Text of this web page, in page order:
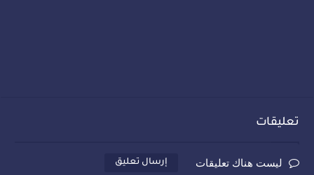
تعليقات
ليست هناك تعليقات إرسال تعليق